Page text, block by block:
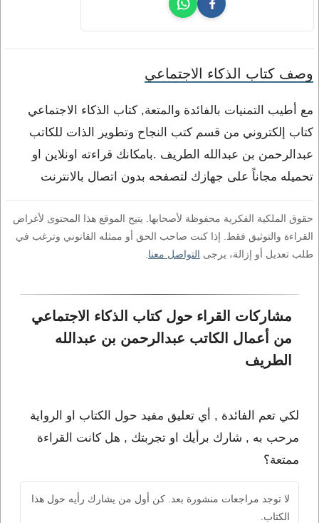
وصف كتاب الذكاء الاجتماعي
مع أطيب التمنيات بالفائدة والمتعة, كتاب الذكاء الاجتماعي
كتاب إلكتروني من قسم كتب النجاح وتطوير الذات للكاتب
عبدالرحمن بن عبدالله الطريف .بامكانك قراءته اونلاين او
تحميله مجاناً على جهازك لتصفحه بدون اتصال بالانترنت
حقوق الملكية الفكرية محفوظة لأصحابها. يتيح الموقع هذا المحتوى لأغراض
القراءة والتوثيق فقط. إذا كنت صاحب الحق أو ممثله القانوني وترغب في
طلب تعديل أو إزالة، يرجى التواصل معنا
مشاركات القراء حول كتاب الذكاء الاجتماعي
من أعمال الكاتب عبدالرحمن بن عبدالله
الطريف
لكي تعم الفائدة , أي تعليق مفيد حول الكتاب او الرواية
مرحب به , شارك برأيك او تجربتك , هل كانت القراءة
ممتعة؟
لا توجد مراجعات منشورة بعد. كن أول من يشارك رأيه حول هذا
الكتاب.